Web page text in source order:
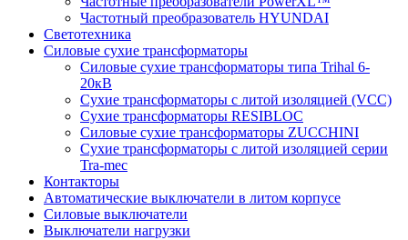
Частотный преобразователь HYUNDAI
Светотехника
Силовые сухие трансформаторы
Силовые сухие трансформаторы типа Trihal 6-
20кВ
Сухие трансформаторы с литой изоляцией (VCC)
Сухие трансформаторы RESIBLOC
Силовые сухие трансформаторы ZUCCHINI
Сухие трансформаторы с литой изоляцией серии
Tra-mec
Контакторы
Автоматические выключатели в литом корпусе
Силовые выключатели
Выключатели нагрузки